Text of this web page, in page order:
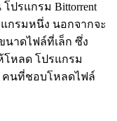
ปรแกรม Bittorrent
กรมหนึ่ง นอกจากจะ
นาดไฟล์ที่เล็ก ซึ่ง
โหลด โปรแกรม
คนที่ชอบโหลดไฟล์